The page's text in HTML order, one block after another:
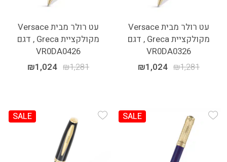
עט רולר מבית Versace
מקולקציית Greca , דגם
VR0DA0326
₪1,281
₪1,024
עט רולר מבית Versace
מקולקציית Greca , דגם
VR0DA0426
₪1,281
₪1,024
Add Wishlist
SALE
Add Wishlist
SALE